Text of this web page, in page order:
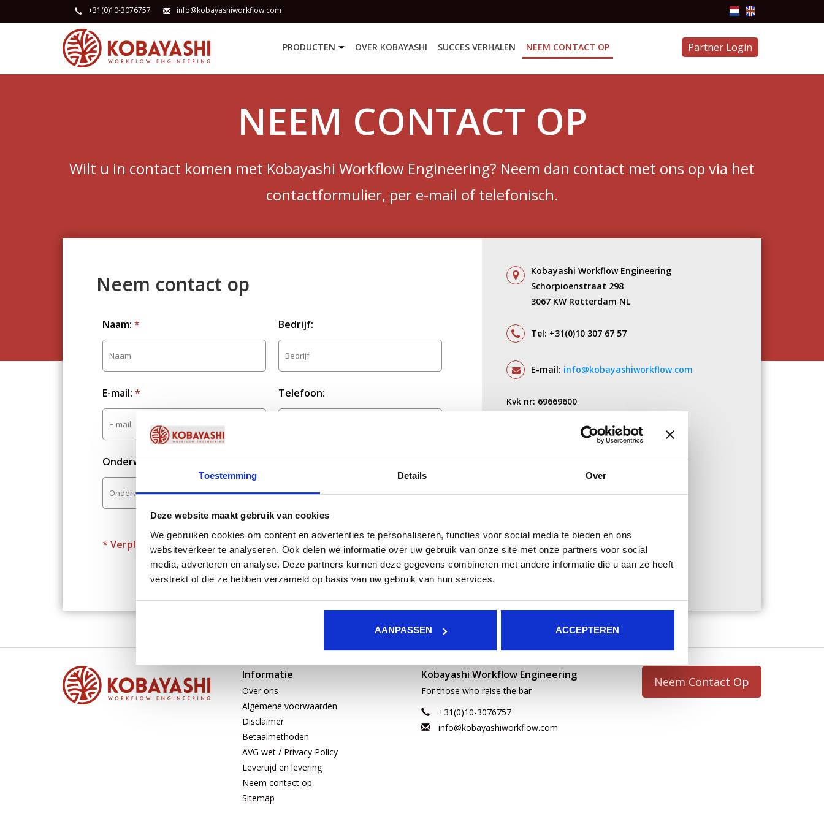
Toestemming Details Over
Deze website maakt gebruik van cookies
We gebruiken cookies om content en advertenties te personaliseren, functies voor social media te bieden en ons
websiteverkeer te analyseren. Ook delen we informatie over uw gebruik van onze site met onze partners voor social
media, adverteren en analyse. Deze partners kunnen deze gegevens combineren met andere informatie die u aan ze heeft
verstrekt of die ze hebben verzameld op basis van uw gebruik van hun services.
AANPASSEN ACCEPTEREN
+31(0)10-3076757 info@kobayashiworkflow.com
PRODUCTEN OVER KOBAYASHI SUCCES VERHALEN NEEM CONTACT OP Partner Login
NEEM CONTACT OP
Wilt u in contact komen met Kobayashi Workflow Engineering? Neem dan contact met ons op via het
contactformulier, per e-mail of telefonisch.
Neem contact op
Naam: * Bedrijf:
E-mail: * Telefoon:
Onderwerp:* Bericht:*
* Verplichte velden Verstuur
Kobayashi Workflow Engineering
Schorpioenstraat 298
3067 KW Rotterdam NL
Tel: +31(0)10 307 67 57
E-mail: info@kobayashiworkflow.com
Kvk nr: 69669600
IBAN: NL15INGB0007956660
Informatie
Over ons
Algemene voorwaarden
Disclaimer
Betaalmethoden
AVG wet / Privacy Policy
Levertijd en levering
Neem contact op
Sitemap
Kobayashi Workflow Engineering
For those who raise the bar
+31(0)10-3076757
info@kobayashiworkflow.com
Neem Contact Op